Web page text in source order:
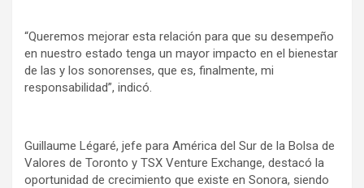
“Queremos mejorar esta relación para que su desempeño
en nuestro estado tenga un mayor impacto en el bienestar
de las y los sonorenses, que es, finalmente, mi
responsabilidad”, indicó.
Guillaume Légaré, jefe para América del Sur de la Bolsa de
Valores de Toronto y TSX Venture Exchange, destacó la
oportunidad de crecimiento que existe en Sonora, siendo